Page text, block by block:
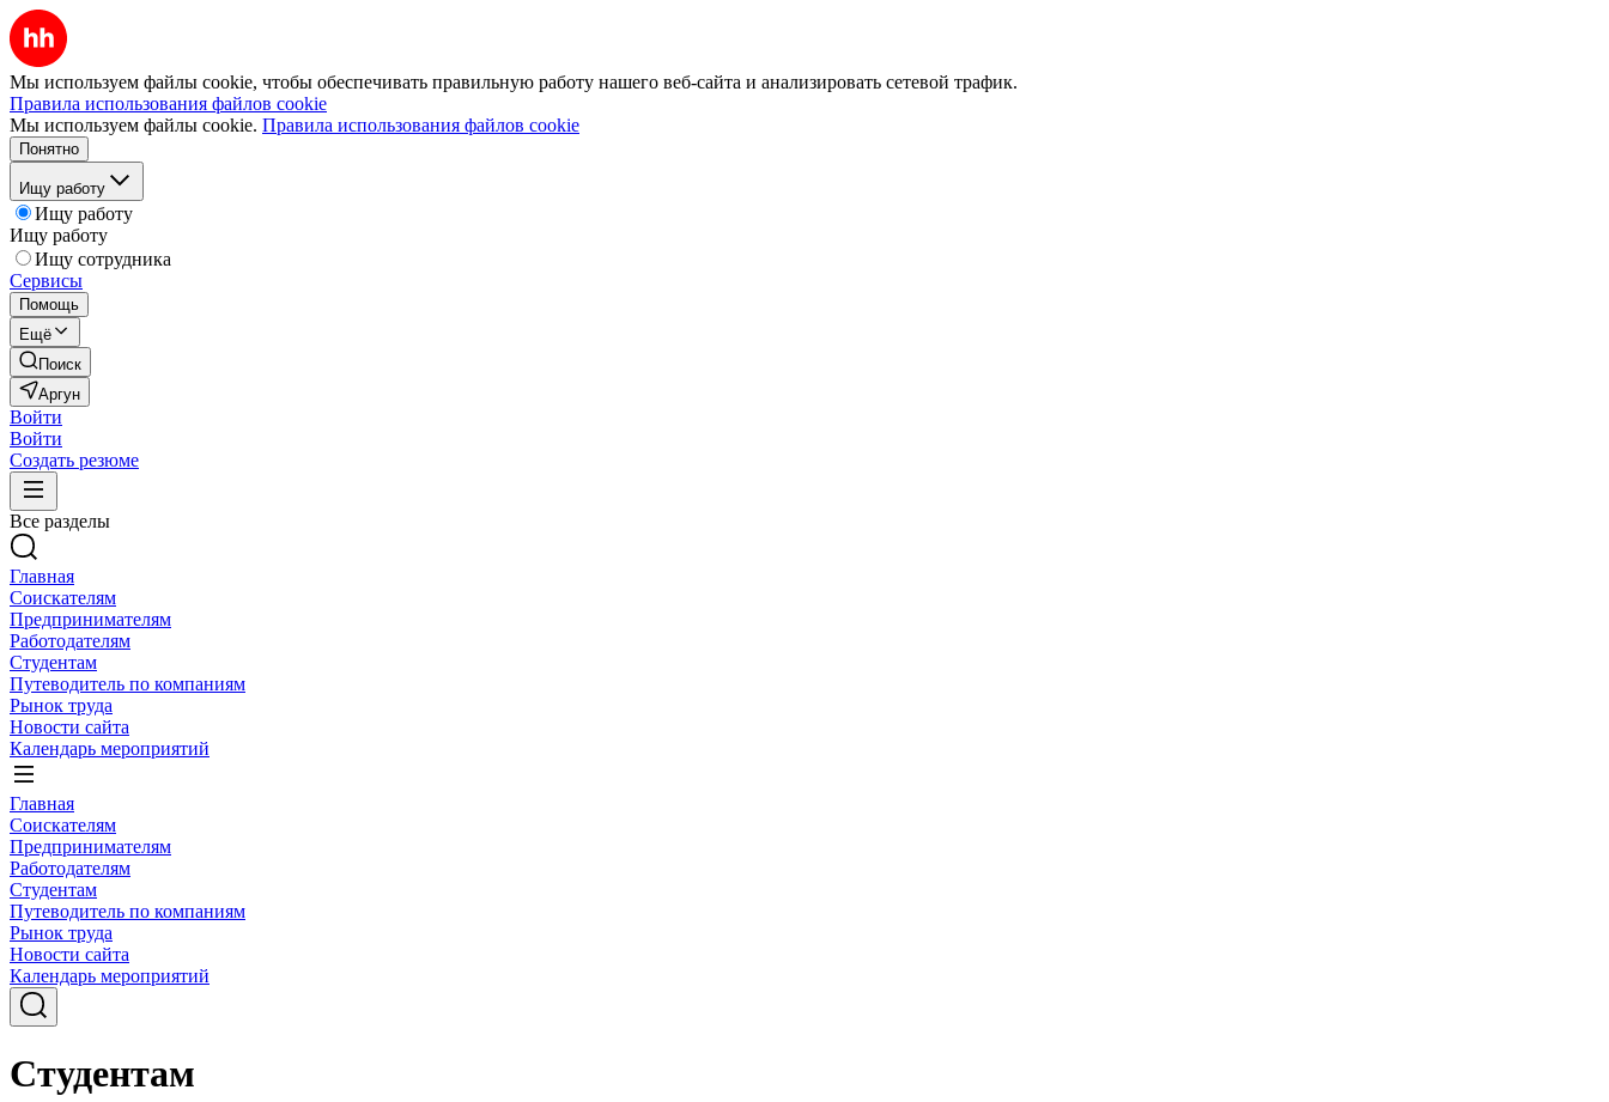
Мы используем файлы cookie, чтобы обеспечивать правильную работу нашего веб-сайта и анализировать сетевой трафик.
Правила использования файлов cookie
Мы используем файлы cookie. Правила использования файлов cookie
Понятно
Ищу работу
Ищу работу
Ищу работу
Ищу сотрудника
Сервисы
Помощь
Ещё
Поиск
Аргун
Войти
Войти
Создать резюме
Все разделы
Главная
Соискателям
Предпринимателям
Работодателям
Студентам
Путеводитель по компаниям
Рынок труда
Новости сайта
Календарь мероприятий
Главная
Соискателям
Предпринимателям
Работодателям
Студентам
Путеводитель по компаниям
Рынок труда
Новости сайта
Календарь мероприятий
Студентам